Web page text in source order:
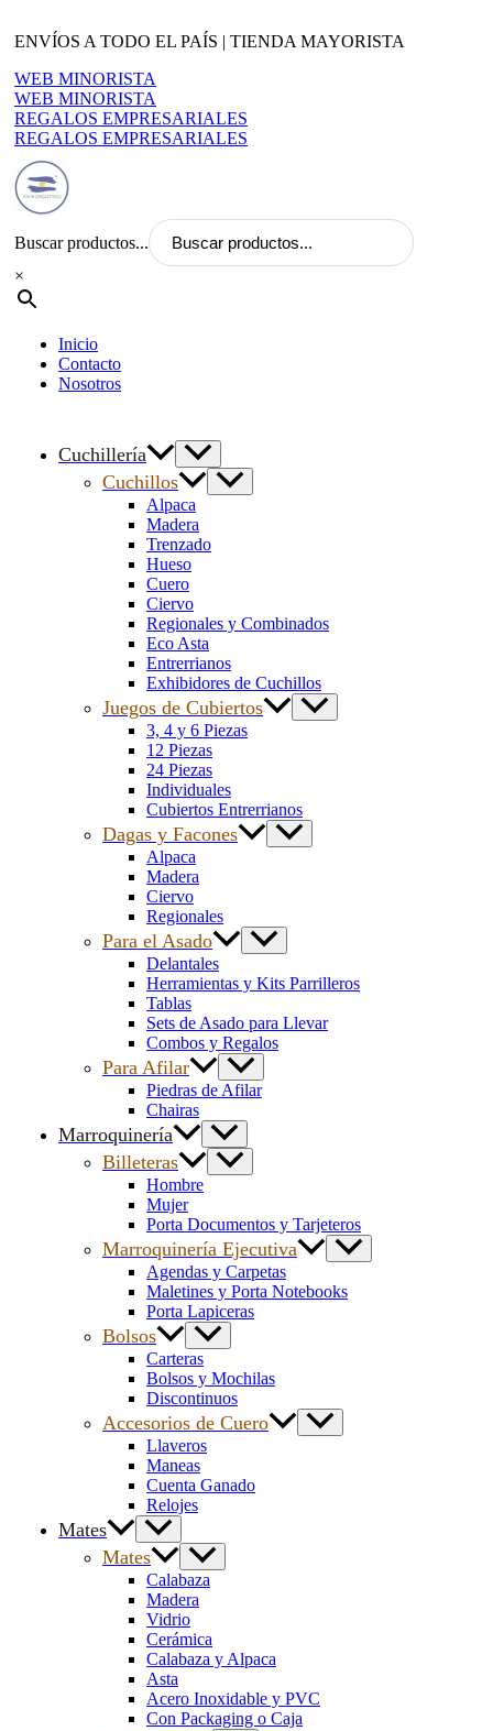
al
ENVÍOS A TODO EL PAÍS | TIENDA MAYORISTA
WEB MINORISTA
WEB MINORISTA
REGALOS EMPRESARIALES
REGALOS EMPRESARIALES
Buscar productos...
×
Inicio
Contacto
Nosotros
Cuchillería
Cuchillos
Alpaca
Madera
Trenzado
Hueso
Cuero
Ciervo
Regionales y Combinados
Eco Asta
Entrerrianos
Exhibidores de Cuchillos
Juegos de Cubiertos
3, 4 y 6 Piezas
12 Piezas
24 Piezas
Individuales
Cubiertos Entrerrianos
Dagas y Facones
Alpaca
Madera
Ciervo
Regionales
Para el Asado
Delantales
Herramientas y Kits Parrilleros
Tablas
Sets de Asado para Llevar
Combos y Regalos
Para Afilar
Piedras de Afilar
Chairas
Marroquinería
Billeteras
Hombre
Mujer
Porta Documentos y Tarjeteros
Marroquinería Ejecutiva
Agendas y Carpetas
Maletines y Porta Notebooks
Porta Lapiceras
Bolsos
Carteras
Bolsos y Mochilas
Discontinuos
Accesorios de Cuero
Llaveros
Maneas
Cuenta Ganado
Relojes
Mates
Mates
Calabaza
Madera
Vidrio
Cerámica
Calabaza y Alpaca
Asta
Acero Inoxidable y PVC
Con Packaging o Caja